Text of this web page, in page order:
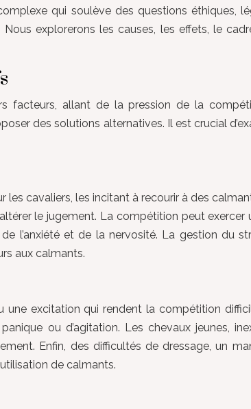
qui soulève des questions éthiques,
explorerons les causes, les effets, le
facteurs, allant de la pression de la
des solutions alternatives. Il est crucial
cavaliers, les incitant à recourir à des
le jugement. La compétition peut
l’anxiété et de la nervosité. La gestion du
aux calmants.
une excitation qui rendent la compétition
ou d’agitation. Les chevaux jeunes,
Enfin, des difficultés de dressage, un
de calmants.